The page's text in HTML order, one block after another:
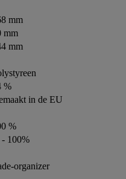
mm
mm
mm
%
in de EU
%
- 100%
organizer